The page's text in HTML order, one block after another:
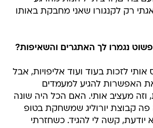
רק לקנגורו שאני מחבקת באותו
נגמרו לך האתגרים והשאיפות?
לזכות בעוד ועוד אליפויות, אבל
האפשרות להגיע למעמדים
וזה מעציב אותי. האם הכל היה שונה
פה קבוצת יורוליג שמשחקת בטופ
יודעת, קשה לי להגיד. כשחזרתי